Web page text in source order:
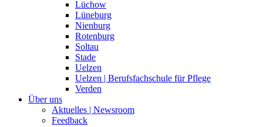
Lüchow
Lüneburg
Nienburg
Rotenburg
Soltau
Stade
Uelzen
Uelzen | Berufsfachschule für Pflege
Verden
Über uns
Aktuelles | Newsroom
Feedback